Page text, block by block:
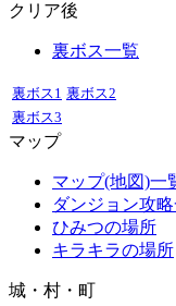
クリア後
裏ボス一覧
裏ボス1 裏ボス2
裏ボス3
マップ
マップ(地図)一
ダンジョン攻
ひみつの場所
キラキラの場所
城・村・町